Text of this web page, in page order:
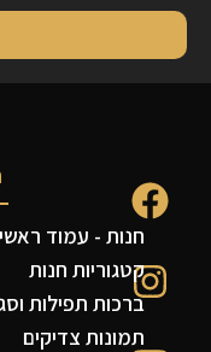
חנות - עמוד ראשי
קטגוריות חנות
ברכות תפילות
תמונות צדיקים